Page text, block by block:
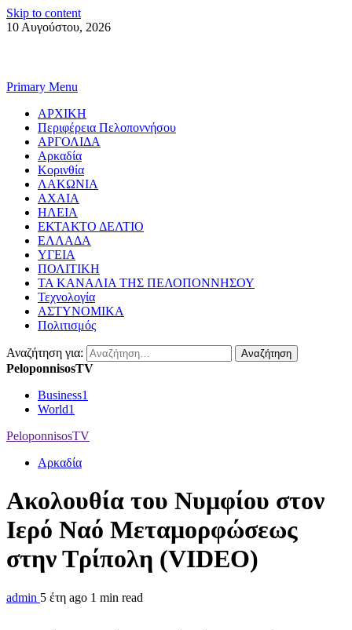
Skip to content
10 Αυγούστου, 2026
Primary Menu
ΑΡΧΙΚΗ
Περιφέρεια Πελοποννήσου
ΑΡΓΟΛΙΔΑ
Αρκαδία
Κορινθία
ΛΑΚΩΝΙΑ
ΑΧΑΙΑ
ΗΛΕΙΑ
ΕΚΤΑΚΤΟ ΔΕΛΤΙΟ
ΕΛΛΑΔΑ
ΥΓΕΙΑ
ΠΟΛΙΤΙΚΗ
ΤΑ ΚΑΝΑΛΙΑ ΤΗΣ ΠΕΛΟΠΟΝΝΗΣΟΥ
Τεχνολογία
ΑΣΤΥΝΟΜΙΚΑ
Πολιτισμός
Αναζήτηση για:
PeloponnisosTV
Business1
World1
PeloponnisosTV
Αρκαδία
Ακολουθία του Νυμφίου στον
Ιερό Ναό Μεταμορφώσεως
στην Τρίπολη (VIDEO)
admin 5 έτη ago 1 min read